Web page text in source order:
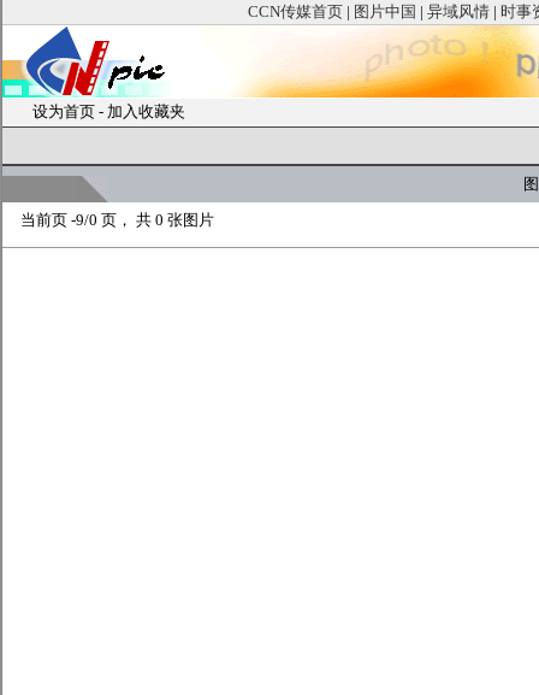
CCN传媒首页 | 图片中国 | 异域风情 | 时事
设为首页 - 加入收藏夹
图
当前页 -9/0 页， 共 0 张图片